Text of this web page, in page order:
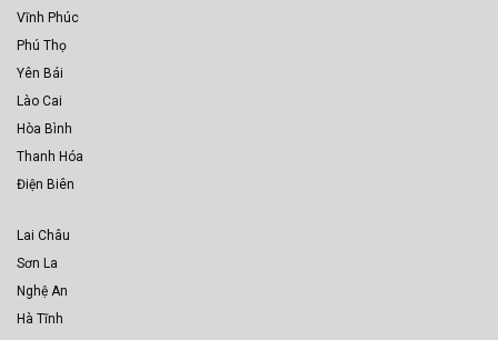
Vĩnh Phúc
Phú Thọ
Yên Bái
Lào Cai
Hòa Bình
Thanh Hóa
Điện Biên
Lai Châu
Sơn La
Nghệ An
Hà Tĩnh